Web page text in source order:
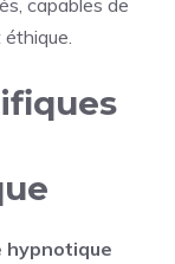
capables de
éthique.
hypnotique